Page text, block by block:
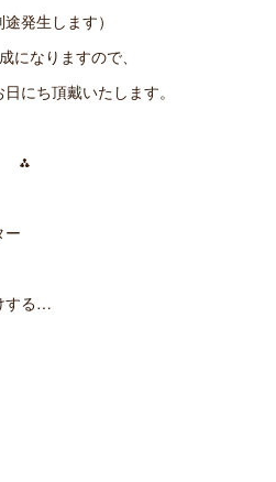
発生します）
になりますので、
にち頂戴いたします。
ー
する…